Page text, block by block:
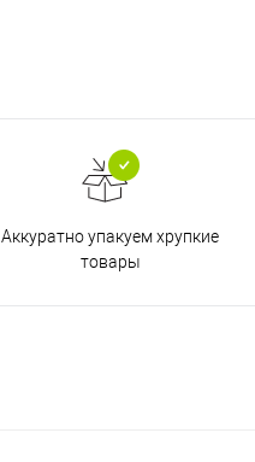
Аккуратно упакуем хрупкие
товары